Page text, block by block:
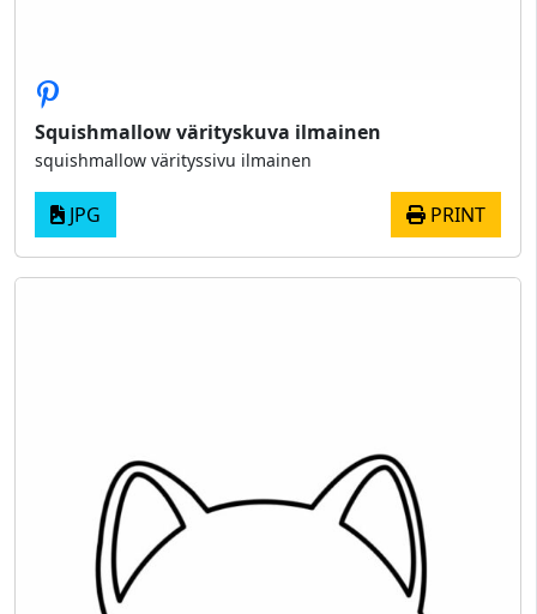
Squishmallow värityskuva ilmainen
squishmallow värityssivu ilmainen
JPG PRINT